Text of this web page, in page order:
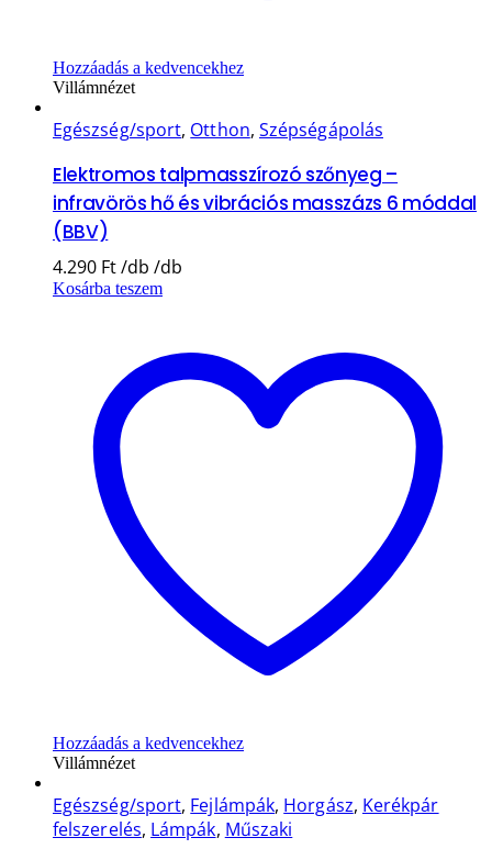
Hozzáadás a kedvencekhez
Villámnézet
Egészség/sport, Otthon, Szépségápolás
Elektromos talpmasszírozó szőnyeg –
infravörös hő és vibrációs masszázs 6 móddal
(BBV)
4.290 Ft
Kosárba teszem
Hozzáadás a kedvencekhez
Villámnézet
Egészség/sport, Fejlámpák, Horgász, Kerékpár
felszerelés, Lámpák, Műszaki